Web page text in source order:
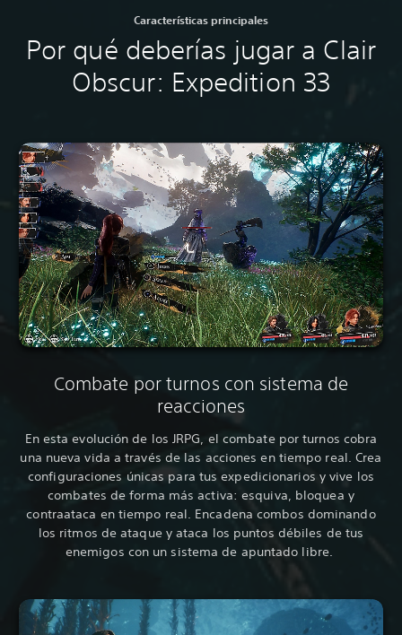
Características principales
Por qué deberías jugar a Clair
Obscur: Expedition 33
Combate por turnos con sistema de
reacciones
En esta evolución de los JRPG, el combate por turnos cobra
una nueva vida a través de las acciones en tiempo real. Crea
configuraciones únicas para tus expedicionarios y vive los
combates de forma más activa: esquiva, bloquea y
contraataca en tiempo real. Encadena combos dominando
los ritmos de ataque y ataca los puntos débiles de tus
enemigos con un sistema de apuntado libre.